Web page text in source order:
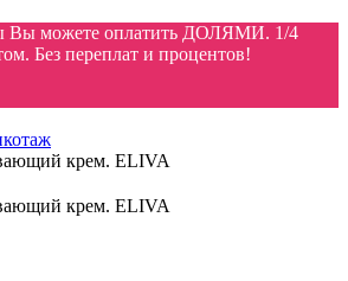
Вы можете оплатить ДОЛЯМИ. 1/4
Без переплат и процентов!
крем. ELIVA
крем. ELIVA